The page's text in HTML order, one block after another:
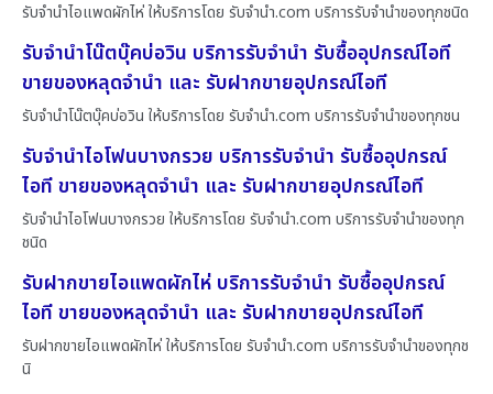
รับจำนำไอแพดผักไห่ ให้บริการโดย รับจํานํา.com บริการรับจำนำของทุกชนิด
รับจำนำโน๊ตบุ๊คบ่อวิน บริการรับจำนำ รับซื้ออุปกรณ์ไอที
ขายของหลุดจำนำ และ รับฝากขายอุปกรณ์ไอที
รับจำนำโน๊ตบุ๊คบ่อวิน ให้บริการโดย รับจํานํา.com บริการรับจำนำของทุกชน
รับจำนำไอโฟนบางกรวย บริการรับจำนำ รับซื้ออุปกรณ์
ไอที ขายของหลุดจำนำ และ รับฝากขายอุปกรณ์ไอที
รับจำนำไอโฟนบางกรวย ให้บริการโดย รับจํานํา.com บริการรับจำนำของทุก
ชนิด
รับฝากขายไอแพดผักไห่ บริการรับจำนำ รับซื้ออุปกรณ์
ไอที ขายของหลุดจำนำ และ รับฝากขายอุปกรณ์ไอที
รับฝากขายไอแพดผักไห่ ให้บริการโดย รับจํานํา.com บริการรับจำนำของทุกช
นิ